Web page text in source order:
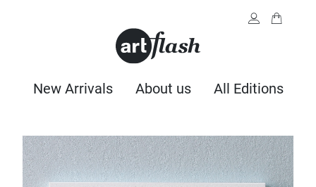
New Arrivals About us All Editions